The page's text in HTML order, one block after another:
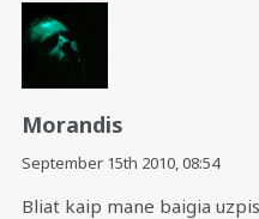
Morandis
September 15th 2010,08:54
Bliat kaip mane baigia